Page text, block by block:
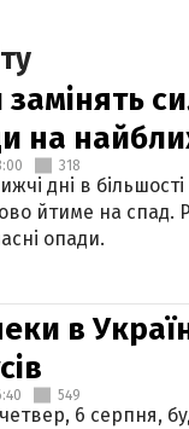
замінять
на
318
дні в
йтиме на спад.
опади.
в
549
6 серпня,